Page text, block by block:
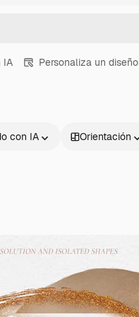
IA Personaliza un diseño
con IA Orientación
Productos